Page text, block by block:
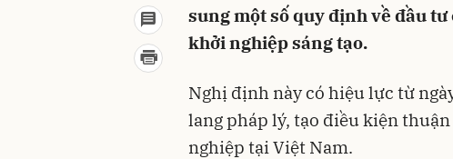
sung một số quy định về đầu
khởi nghiệp sáng tạo.
Nghị định này có hiệu lực từ
lang pháp lý, tạo điều kiện
nghiệp tại Việt Nam.